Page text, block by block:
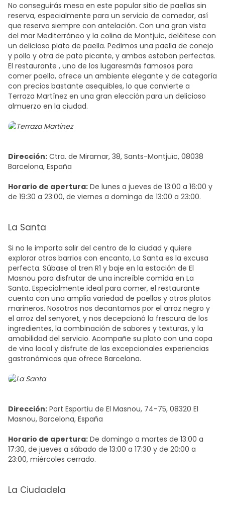
No conseguirás mesa en este popular sitio de paellas sin
reserva, especialmente para un servicio de comedor, así
que reserva siempre con antelación. Con una gran vista
del mar Mediterráneo y la colina de Montjuic, deléitese con
un delicioso plato de paella. Pedimos una paella de conejo
y pollo y otra de pato picante, y ambas estaban perfectas.
El restaurante , uno de los lugaresmás famosos para
comer paella, ofrece un ambiente elegante y de categoría
con precios bastante asequibles, lo que convierte a
Terraza Martínez en una gran elección para un delicioso
almuerzo en la ciudad.
Dirección: Ctra. de Miramar, 38, Sants-Montjuïc, 08038
Barcelona, España
Horario de apertura: De lunes a jueves de 13:00 a 16:00 y
de 19:30 a 23:00, de viernes a domingo de 13:00 a 23:00.
La Santa
Si no le importa salir del centro de la ciudad y quiere
explorar otros barrios con encanto, La Santa es la excusa
perfecta. Súbase al tren R1 y baje en la estación de El
Masnou para disfrutar de una increíble comida en La
Santa. Especialmente ideal para comer, el restaurante
cuenta con una amplia variedad de paellas y otros platos
marineros. Nosotros nos decantamos por el arroz negro y
el arroz del senyoret, y nos decepcionó la frescura de los
ingredientes, la combinación de sabores y texturas, y la
amabilidad del servicio. Acompañe su plato con una copa
de vino local y disfrute de las excepcionales experiencias
gastronómicas que ofrece Barcelona.
Dirección: Port Esportiu de El Masnou, 74-75, 08320 El
Masnou, Barcelona, España
Horario de apertura: De domingo a martes de 13:00 a
17:30, de jueves a sábado de 13:00 a 17:30 y de 20:00 a
23:00, miércoles cerrado.
La Ciudadela